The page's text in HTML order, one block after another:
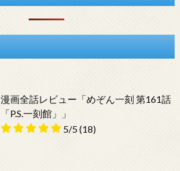
漫画全話レビュー「めぞん一刻 第161話
「P.S.一刻館」」
5/5(18)